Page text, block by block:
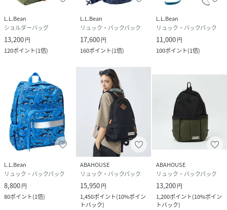
L.L.Bean
ショルダーバッグ
13,200円
120ポイント(1倍)
L.L.Bean
リュック・バックパック
17,600円
160ポイント(1倍)
L.L.Bean
リュック・バックパック
11,000円
100ポイント(1倍)
L.L.Bean
リュック・バックパック
8,800円
80ポイント(1倍)
ABAHOUSE
リュック・バックパック
15,950円
1,450ポイント(10%ポイン
トバック)
ABAHOUSE
リュック・バックパック
13,200円
1,200ポイント(10%ポイン
トバック)